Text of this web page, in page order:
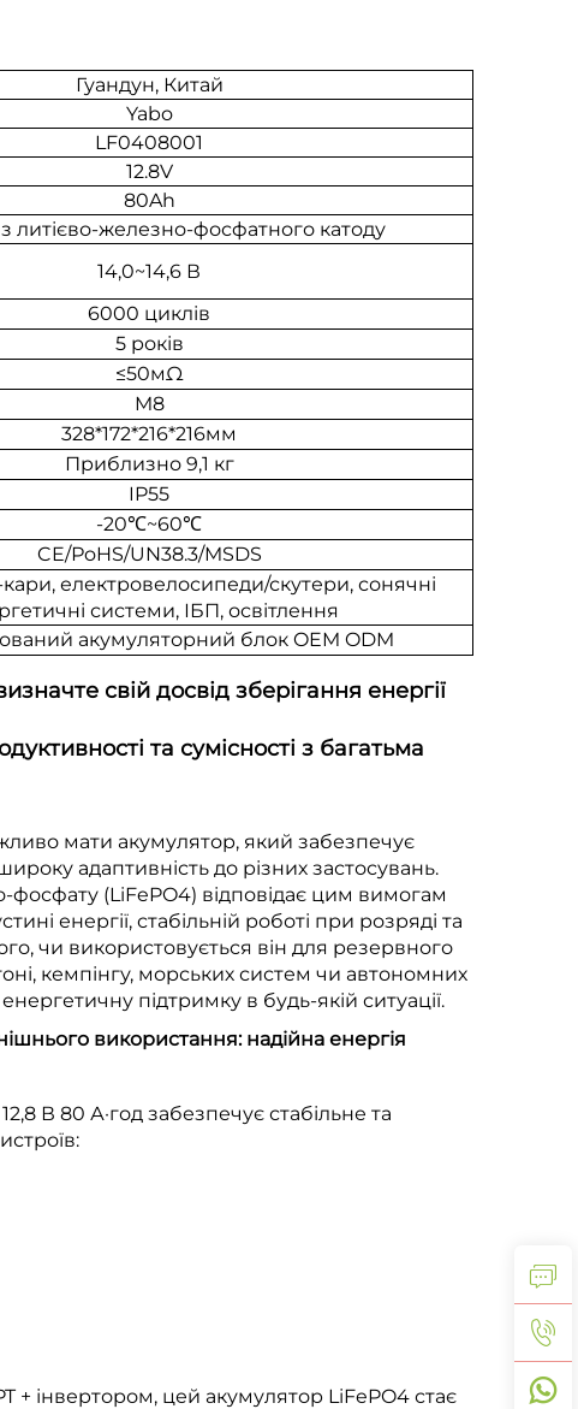
Гуандун, Китай
Yabo
LF0408001
12.8V
80Ah
литієво-железно-фосфатного катоду
14,0~14,6 В
6000 циклів
5 років
≤50мΩ
M8
328*172*216*216мм
Приблизно 9,1 кг
IP55
-20℃~60℃
CE/РoHS/UN38.3/MSDS
електровелосипеди/скутери, сонячні
системи, ІБП, освітлення
акумуляторний блок OEM ODM
свій досвід зберігання енергії
та сумісності з багатьма
мати акумулятор, який забезпечує
адаптивність до різних застосувань.
фосфату (LiFePO4) відповідає цим вимогам
енергії, стабільній роботі при розряді та
чи використовується він для резервного
кемпінгу, морських систем чи автономних
підтримку в будь-якій ситуації.
використання: надійна енергія
В 80 А·год забезпечує стабільне та
інвертором, цей акумулятор LiFePO4 стає